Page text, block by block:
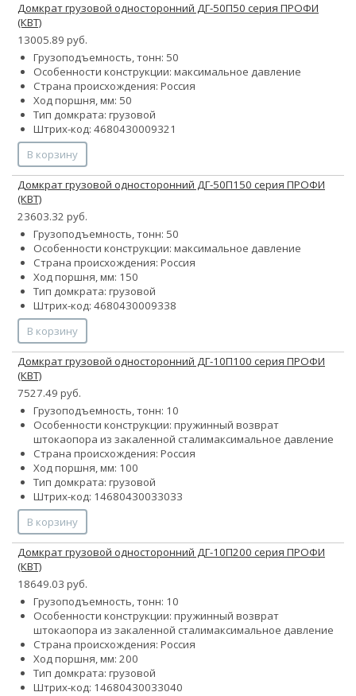
Домкрат грузовой односторонний ДГ-50П50 серия ПРОФИ
(КВТ)
13005.89 руб.
Грузоподъемность, тонн: 50
Особенности конструкции: максимальное давление
Страна происхождения: Россия
Ход поршня, мм: 50
Тип домкрата: грузовой
Штрих-код: 4680430009321
В корзину
Домкрат грузовой односторонний ДГ-50П150 серия ПРОФИ
(КВТ)
23603.32 руб.
Грузоподъемность, тонн: 50
Особенности конструкции: максимальное давление
Страна происхождения: Россия
Ход поршня, мм: 150
Тип домкрата: грузовой
Штрих-код: 4680430009338
В корзину
Домкрат грузовой односторонний ДГ-10П100 серия ПРОФИ
(КВТ)
7527.49 руб.
Грузоподъемность, тонн: 10
Особенности конструкции: пружинный возврат
штокаопора из закаленной сталимаксимальное давление
Страна происхождения: Россия
Ход поршня, мм: 100
Тип домкрата: грузовой
Штрих-код: 14680430033033
В корзину
Домкрат грузовой односторонний ДГ-10П200 серия ПРОФИ
(КВТ)
18649.03 руб.
Грузоподъемность, тонн: 10
Особенности конструкции: пружинный возврат
штокаопора из закаленной сталимаксимальное давление
Страна происхождения: Россия
Ход поршня, мм: 200
Тип домкрата: грузовой
Штрих-код: 14680430033040